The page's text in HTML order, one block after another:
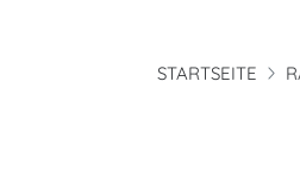
STARTSEITE